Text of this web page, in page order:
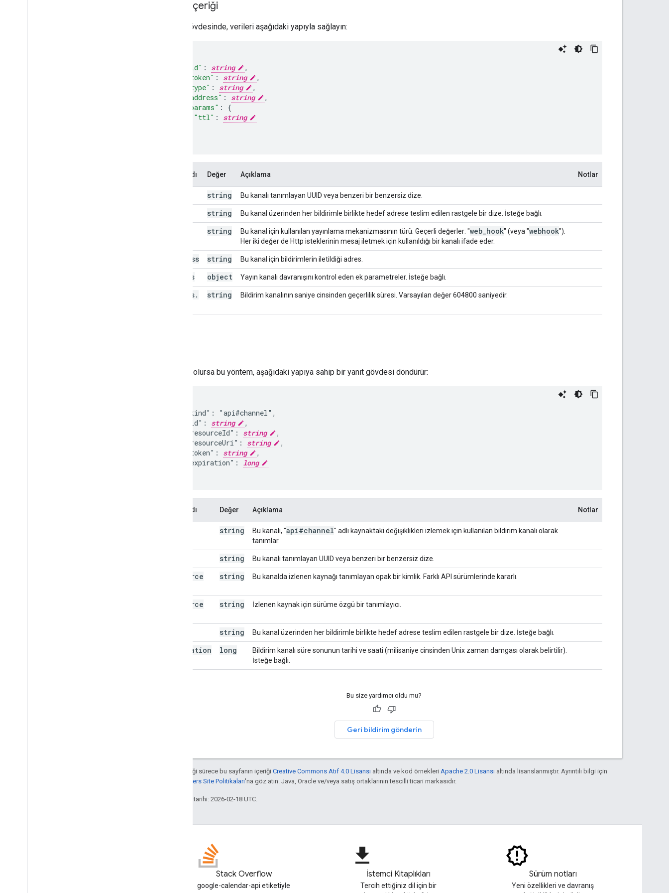
İstek içeriği
İstek gövdesinde, verileri aşağıdaki yapıyla sağlayın:
"id" : string
,
"token" : string
,
"type" : string
,
"address" : string
,
"params" :
"ttl" :
string
Mülk adı Değer Açıklama Notlar
string Bu kanalı tanımlayan UUID veya benzeri bir benzersiz dize.
string Bu kanal üzerinden her bildirimle birlikte hedef adrese teslim edilen rastgele bir dize. İsteğe bağlı.
string Bu kanal için kullanılan yayınlama mekanizmasının türü. Geçerli değerler: "web hook" (veya "webhook").
Her iki değer de Http isteklerinin mesaj iletmek için kullanıldığı bir kanalı ifade eder.
address string Bu kanal için bildirimlerin iletildiği adres.
params object Yayın kanalı davranışını kontrol eden ek parametreler. İsteğe bağlı.
params.
string Bildirim kanalının saniye cinsinden geçerlilik süresi. Varsayılan değer 604800 saniyedir.
Başarılı olursa bu yöntem, aşağıdaki yapıya sahip bir yanıt gövdesi döndürür:
  "kind": "api#channel",
  "id":
string
,
  "resourceId":
string
,
  "resourceUri":
string
,
  "token":
string
,
  "expiration":
long
Mülk adı Değer Açıklama Notlar
string Bu kanalı, "api#channel" adlı kaynaktaki değişiklikleri izlemek için kullanılan bildirim kanalı olarak
tanımlar.
string Bu kanalı tanımlayan UUID veya benzeri bir benzersiz dize.
resource
string Bu kanalda izlenen kaynağı tanımlayan opak bir kimlik. Farklı API sürümlerinde kararlı.
resource
string İzlenen kaynak için sürüme özgü bir tanımlayıcı.
string Bu kanal üzerinden her bildirimle birlikte hedef adrese teslim edilen rastgele bir dize. İsteğe bağlı.
expiration long
Bildirim kanalı süre sonunun tarihi ve saati (milisaniye cinsinden Unix zaman damgası olarak belirtilir).
İsteğe bağlı.
Bu size yardımcı oldu mu?
Geri bildirim gönderin
Aksi belirtilmediği sürece bu sayfanın içeriği Creative Commons Atıf 4.0 Lisansı altında ve kod örnekleri Apache 2.0 Lisansı altında lisanslanmıştır. Ayrıntılı bilgi için
Google Developers Site Politikaları'na göz atın. Java, Oracle ve/veya satış ortaklarının tescilli ticari markasıdır.
Son güncelleme tarihi: 2026-02-18 UTC.
Stack Overflow
google-calendar-api etiketiyle
file_download
İstemci Kitaplıkları
Tercih ettiğiniz dil için bir
Sürüm notları
Yeni özellikleri ve davranış